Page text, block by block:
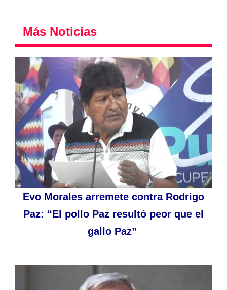
Más Noticias
Evo Morales arremete contra Rodrigo
Paz: “El pollo Paz resultó peor que el
gallo Paz”